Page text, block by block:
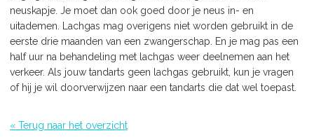
neuskapje. Je moet dan ook goed door je neus in- en
uitademen. Lachgas mag overigens niet worden gebruikt in de
eerste drie maanden van een zwangerschap. En je mag pas een
half uur na behandeling met lachgas weer deelnemen aan het
verkeer. Als jouw tandarts geen lachgas gebruikt, kun je vragen
of hij je wil doorverwijzen naar een tandarts die dat wel toepast.
« Terug naar het overzicht